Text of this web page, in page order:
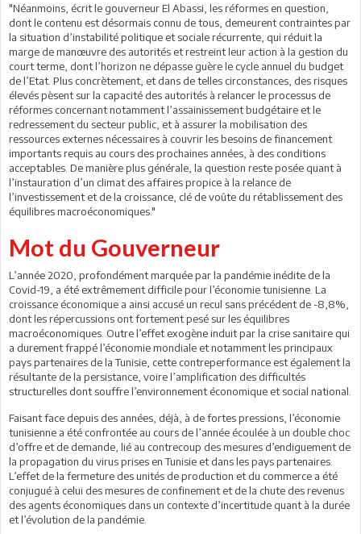
"Néanmoins, écrit le gouverneur El Abassi, les réformes en question,
dont le contenu est désormais connu de tous, demeurent contraintes par
la situation d’instabilité politique et sociale récurrente, qui réduit la
marge de manœuvre des autorités et restreint leur action à la gestion du
court terme, dont l’horizon ne dépasse guère le cycle annuel du budget
de l’Etat. Plus concrètement, et dans de telles circonstances, des risques
élevés pèsent sur la capacité des autorités à relancer le processus de
réformes concernant notamment l’assainissement budgétaire et le
redressement du secteur public, et à assurer la mobilisation des
ressources externes nécessaires à couvrir les besoins de financement
importants requis au cours des prochaines années, à des conditions
acceptables. De manière plus générale, la question reste posée quant à
l’instauration d’un climat des affaires propice à la relance de
l’investissement et de la croissance, clé de voûte du rétablissement des
équilibres macroéconomiques."
Mot du Gouverneur
L’année 2020, profondément marquée par la pandémie inédite de la
Covid-19, a été extrêmement difficile pour l’économie tunisienne. La
croissance économique a ainsi accusé un recul sans précédent de -8,8%,
dont les répercussions ont fortement pesé sur les équilibres
macroéconomiques. Outre l’effet exogène induit par la crise sanitaire qui
a durement frappé l’économie mondiale et notamment les principaux
pays partenaires de la Tunisie, cette contreperformance est également la
résultante de la persistance, voire l’amplification des difficultés
structurelles dont souffre l’environnement économique et social national.
Faisant face depuis des années, déjà, à de fortes pressions, l’économie
tunisienne a été confrontée au cours de l’année écoulée à un double choc
d’offre et de demande, lié au contrecoup des mesures d’endiguement de
la propagation du virus prises en Tunisie et dans les pays partenaires.
L’effet de la fermeture des unités de production et du commerce a été
conjugué à celui des mesures de confinement et de la chute des revenus
des agents économiques dans un contexte d’incertitude quant à la durée
et l’évolution de la pandémie.